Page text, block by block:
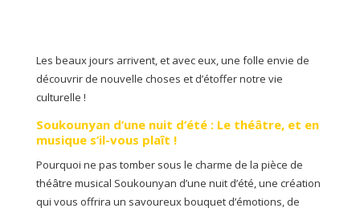
Les beaux jours arrivent, et avec eux, une folle envie de
découvrir de nouvelle choses et d’étoffer notre vie
culturelle !
Soukounyan d’une nuit d’été : Le théâtre, et en
musique s’il-vous plaît !
Pourquoi ne pas tomber sous le charme de la pièce de
théâtre musical Soukounyan d’une nuit d’été, une création
qui vous offrira un savoureux bouquet d’émotions, de